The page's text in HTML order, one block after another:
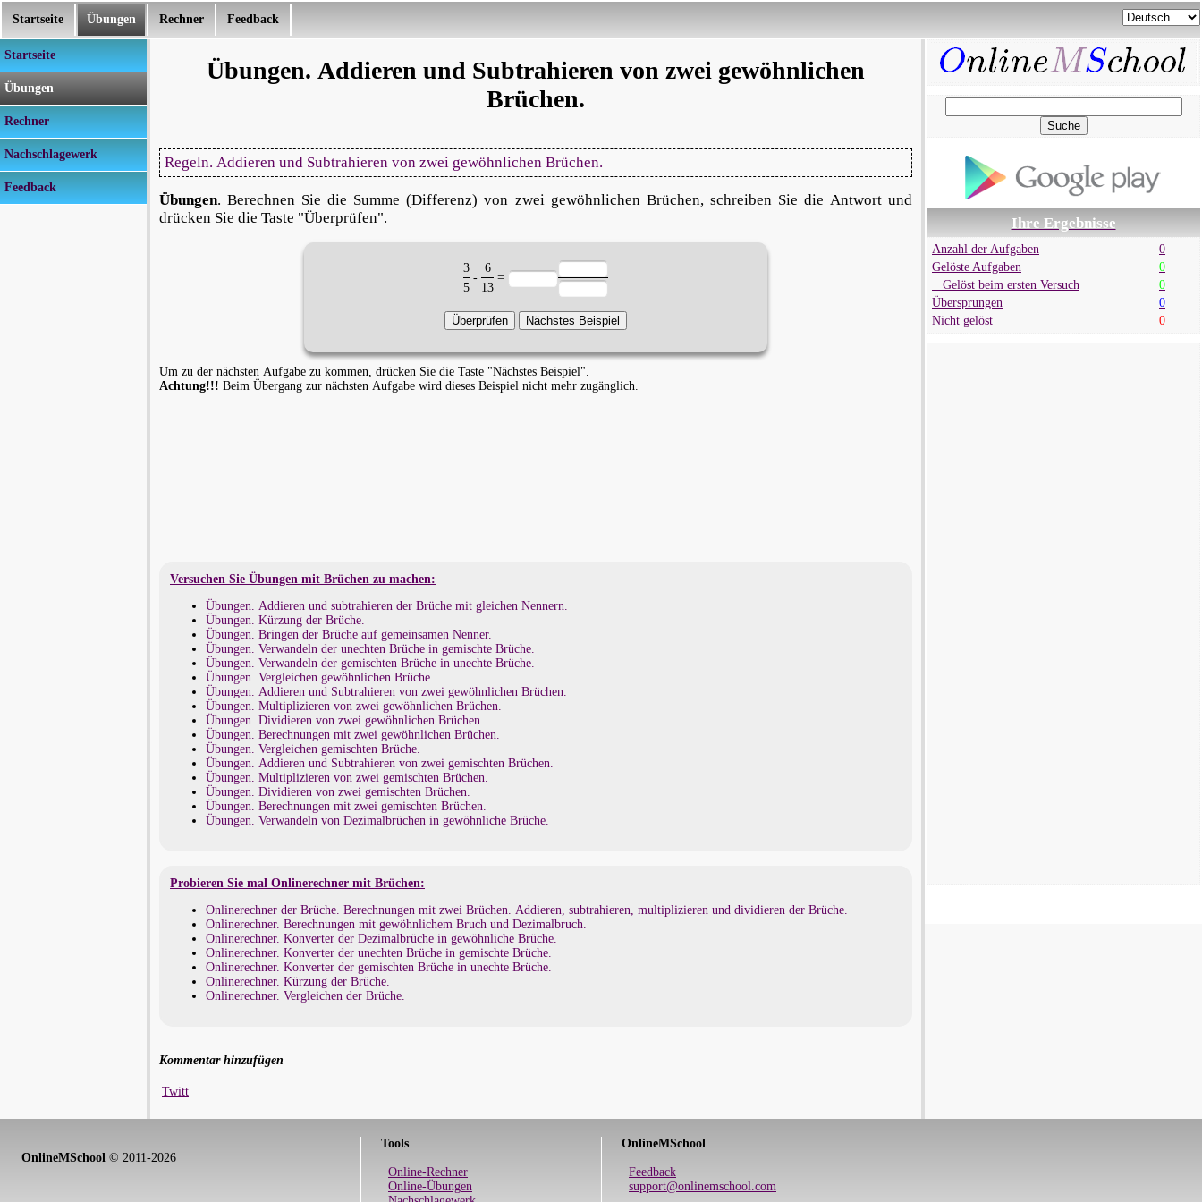
Startseite Übungen Rechner Feedback
Startseite
Übungen
Rechner
Nachschlagewerk
Feedback
Übungen. Addieren und Subtrahieren von zwei gewöhnlichen
Brüchen.
Regeln. Addieren und Subtrahieren von zwei gewöhnlichen Brüchen.
Übungen. Berechnen Sie die Summe (Differenz) von zwei gewöhnlichen Brüchen, schreiben Sie die Antwort und
drücken Sie die Taste "Überprüfen".
3
-
6
=
5 13
Um zu der nächsten Aufgabe zu kommen, drücken Sie die Taste "Nächstes Beispiel".
Achtung!!! Beim Übergang zur nächsten Aufgabe wird dieses Beispiel nicht mehr zugänglich.
Versuchen Sie Übungen mit Brüchen zu machen:
Übungen. Addieren und subtrahieren der Brüche mit gleichen Nennern.
Übungen. Kürzung der Brüche.
Übungen. Bringen der Brüche auf gemeinsamen Nenner.
Übungen. Verwandeln der unechten Brüche in gemischte Brüche.
Übungen. Verwandeln der gemischten Brüche in unechte Brüche.
Übungen. Vergleichen gewöhnlichen Brüche.
Übungen. Addieren und Subtrahieren von zwei gewöhnlichen Brüchen.
Übungen. Multiplizieren von zwei gewöhnlichen Brüchen.
Übungen. Dividieren von zwei gewöhnlichen Brüchen.
Übungen. Berechnungen mit zwei gewöhnlichen Brüchen.
Übungen. Vergleichen gemischten Brüche.
Übungen. Addieren und Subtrahieren von zwei gemischten Brüchen.
Übungen. Multiplizieren von zwei gemischten Brüchen.
Übungen. Dividieren von zwei gemischten Brüchen.
Übungen. Berechnungen mit zwei gemischten Brüchen.
Übungen. Verwandeln von Dezimalbrüchen in gewöhnliche Brüche.
Probieren Sie mal Onlinerechner mit Brüchen:
Onlinerechner der Brüche. Berechnungen mit zwei Brüchen. Addieren, subtrahieren, multiplizieren und dividieren der Brüche.
Onlinerechner. Berechnungen mit gewöhnlichem Bruch und Dezimalbruch.
Onlinerechner. Konverter der Dezimalbrüche in gewöhnliche Brüche.
Onlinerechner. Konverter der unechten Brüche in gemischte Brüche.
Onlinerechner. Konverter der gemischten Brüche in unechte Brüche.
Onlinerechner. Kürzung der Brüche.
Onlinerechner. Vergleichen der Brüche.
Kommentar hinzufügen
Twitt
Ihre Ergebnisse
Anzahl der Aufgaben
0
Gelöste Aufgaben
0
Gelöst beim ersten Versuch
0
Übersprungen
0
Nicht gelöst
0
OnlineMSchool © 2011-2026
Tools
Online-Rechner
Online-Übungen
OnlineMSchool
Feedback
support@onlinemschool.com